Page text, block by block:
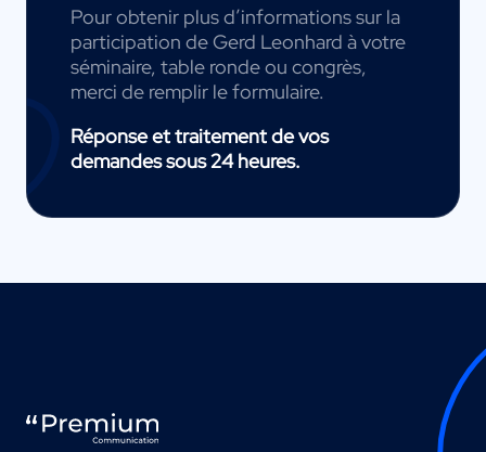
Pour obtenir plus d’informations sur la
participation de Gerd Leonhard à votre
séminaire, table ronde ou congrès,
merci de remplir le formulaire.
Réponse et traitement de vos
demandes sous 24 heures.